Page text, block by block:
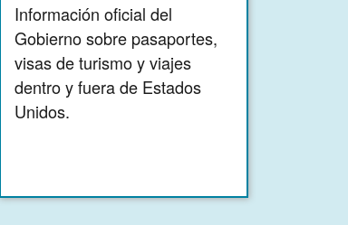
Información oficial del
Gobierno sobre pasaportes,
visas de turismo y viajes
dentro y fuera de Estados
Unidos.